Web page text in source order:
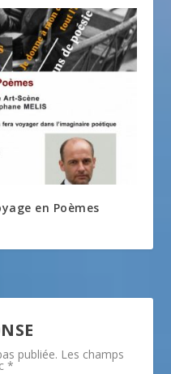
en Poèmes
publiée. Les champs
*